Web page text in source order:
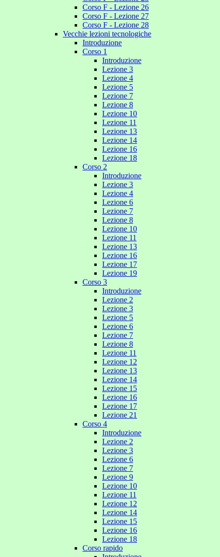
Corso F - Lezione 26
Corso F - Lezione 27
Corso F - Lezione 28
Vecchie lezioni tecnologiche
Introduzione
Corso 1
Introduzione
Lezione 3
Lezione 4
Lezione 5
Lezione 7
Lezione 8
Lezione 10
Lezione 11
Lezione 13
Lezione 14
Lezione 16
Lezione 18
Corso 2
Introduzione
Lezione 3
Lezione 4
Lezione 6
Lezione 7
Lezione 8
Lezione 10
Lezione 11
Lezione 13
Lezione 16
Lezione 17
Lezione 19
Corso 3
Introduzione
Lezione 2
Lezione 3
Lezione 5
Lezione 6
Lezione 7
Lezione 8
Lezione 11
Lezione 12
Lezione 13
Lezione 14
Lezione 15
Lezione 16
Lezione 17
Lezione 21
Corso 4
Introduzione
Lezione 2
Lezione 3
Lezione 6
Lezione 7
Lezione 9
Lezione 10
Lezione 11
Lezione 12
Lezione 14
Lezione 15
Lezione 16
Lezione 18
Corso rapido